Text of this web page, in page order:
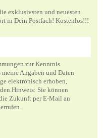
exklusivsten und neuesten
in Dein Postfach! Kostenlos!!!
zur Kenntnis
meine Angaben und Daten
elektronisch erhoben,
Sie können
Zukunft per E-Mail an